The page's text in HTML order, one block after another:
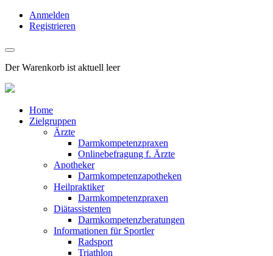
Anmelden
Registrieren
Der Warenkorb ist aktuell leer
Home
Zielgruppen
Ärzte
Darmkompetenzpraxen
Onlinebefragung f. Ärzte
Apotheker
Darmkompetenzapotheken
Heilpraktiker
Darmkompetenzpraxen
Diätassistenten
Darmkompetenzberatungen
Informationen für Sportler
Radsport
Triathlon